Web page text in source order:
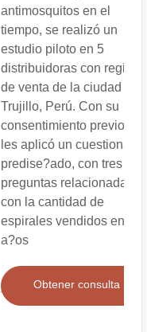
antimosquitos en el
tiempo, se realizó un
estudio piloto en 5
distribuidoras con registros
de venta de la ciudad de
Trujillo, Perú. Con su
consentimiento previo, se
les aplicó un cuestionario
predise?ado, con tres
preguntas relacionadas
con la cantidad de
espirales vendidos en los
a?os
Obtener consulta